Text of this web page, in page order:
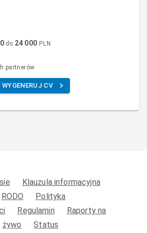
do 24 000 PLN
partnerów
WYGENERUJ CV
Klauzula informacyjna
RODO
Polityka
Regulamin
Raporty na
żywo
Status